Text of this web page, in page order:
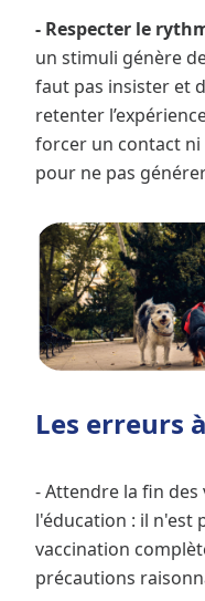
- Respecter le
un stimuli génère
faut pas insister et
retenter
forcer un contact
pour ne pas
Les erreurs
- Attendre la fin
l'éducation : il n'est
vaccination
précautions